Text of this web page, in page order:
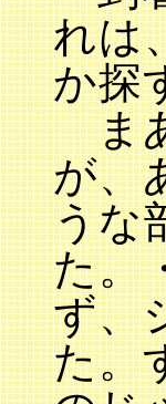
れは
か探
まあ
が、
うな
た。
ず、
た。